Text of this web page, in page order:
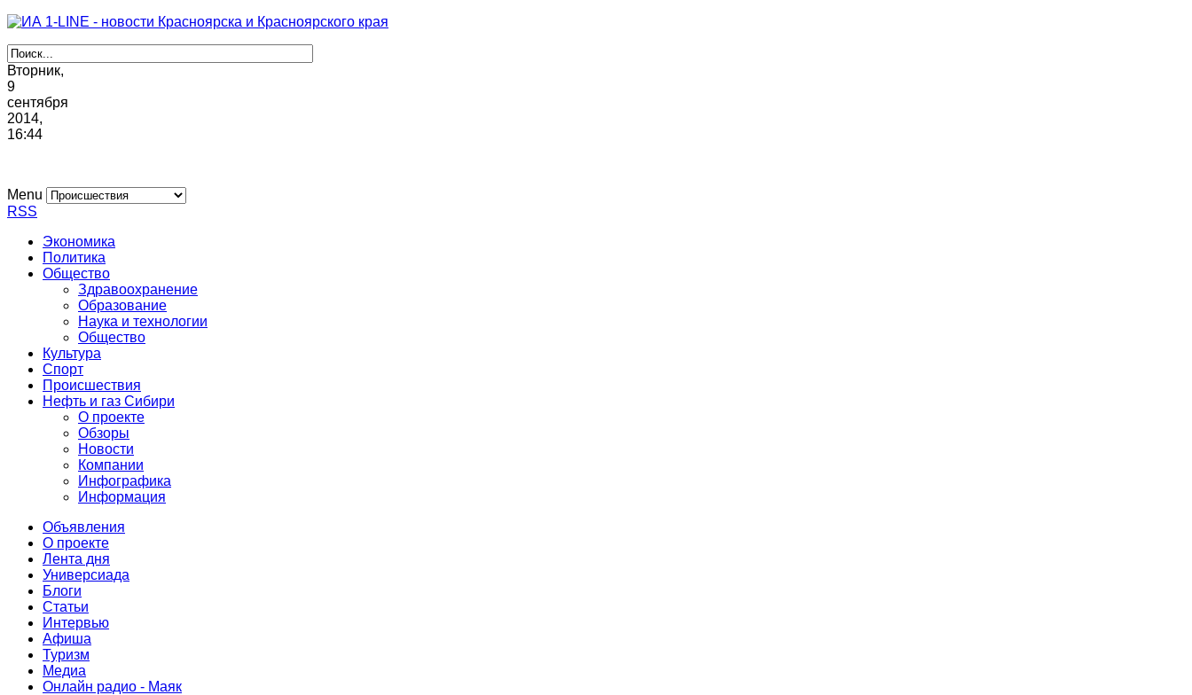
Вторник,
9
сентября
2014,
16:44
Menu
RSS
Экономика
Политика
Общество
Здравоохранение
Образование
Наука и технологии
Общество
Культура
Спорт
Происшествия
Нефть и газ Сибири
О проекте
Обзоры
Новости
Компании
Инфографика
Информация
Объявления
О проекте
Лента дня
Универсиада
Блоги
Статьи
Интервью
Афиша
Туризм
Медиа
Онлайн радио - Маяк